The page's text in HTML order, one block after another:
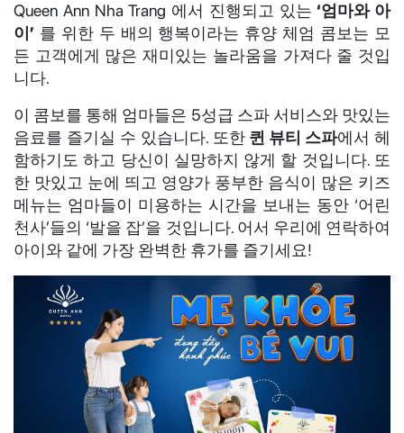
Queen Ann Nha Trang 에서 진행되고 있는‘엄마와 아
이’ 를 위한 두 배의 행복이라는 휴양 체엄 콤보는 모
든 고객에게 많은 재미있는 놀라움을 가져다 줄 것입
니다.
이 콤보를 통해 엄마들은 5성급 스파 서비스와 맛있는
음료를 즐기실 수 있습니다. 또한 퀸 뷰티 스파에서 헤
함하기도 하고 당신이 실망하지 않게 할 것입니다. 또
한 맛있고 눈에 띄고 영양가 풍부한 음식이 많은 키즈
메뉴는 엄마들이 미용하는 시간을 보내는 동안 ‘어린
천사’들의 ‘발을 잡’을 것입니다. 어서 우리에 연락하여
아이와 같에 가장 완벽한 휴가를 즐기세요!